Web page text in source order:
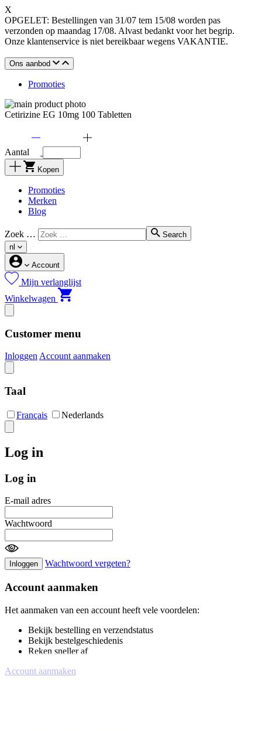
X
OPGELET: Bestellingen van 31/07 tem 15/08 worden pas
verzonden op maandag 17/08. Alvast bedankt voor het begrip.
Onze klantenservice is niet bereikbaar wegens VAKANTIE.
Ons aanbod
Promoties
Cetirizine EG 10mg 100 Tabletten
Aantal
Kopen
Promoties
Merken
Blog
Zoek …
Search
nl
Account
Mijn verlanglijst
Winkelwagen
Customer menu
InloggenAccount aanmaken
Taal
Français Nederlands
Log in
Log in
E-mail adres
Wachtwoord
Inloggen Wachtwoord vergeten?
Account aanmaken
Het aanmaken van een account heeft vele voordelen:
Bekijk bestelling en verzendstatus
Bekijk bestelgeschiedenis
Reken sneller af
Account aanmaken